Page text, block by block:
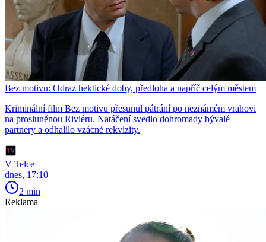
Bez motivu: Odraz hektické doby, předloha a napříč celým městem
Kriminální film Bez motivu přesunul pátrání po neznámém vrahovi
na prosluněnou Riviéru. Natáčení svedlo dohromady bývalé
partnery a odhalilo vzácné rekvizity.
V Telce
dnes, 17:10
2 min
Reklama